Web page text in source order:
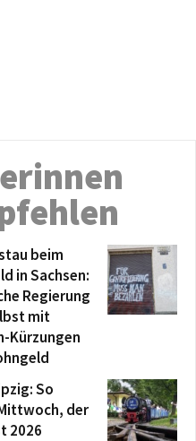
beim
in Sachsen:
Regierung
mit
Kürzungen
So
der
2026